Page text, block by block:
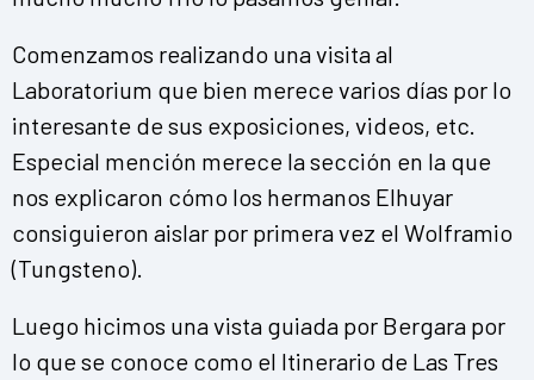
Comenzamos realizando una visita al
Laboratorium que bien merece varios días por lo
interesante de sus exposiciones, videos, etc.
Especial mención merece la sección en la que
nos explicaron cómo los hermanos Elhuyar
consiguieron aislar por primera vez el Wolframio
(Tungsteno).
Luego hicimos una vista guiada por Bergara por
lo que se conoce como el Itinerario de Las Tres